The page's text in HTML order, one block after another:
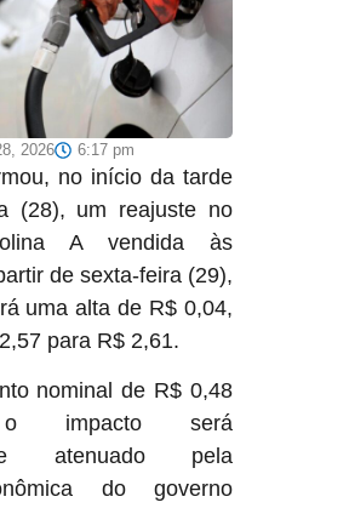
2026 6:17 pm
no início da tarde
(28), um reajuste no
A vendida às
de sexta-feira (29),
uma alta de R$ 0,04,
para R$ 2,61.
nominal de R$ 0,48
impacto será
atenuado pela
do governo